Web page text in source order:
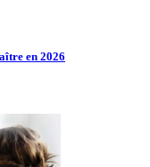
en 2026